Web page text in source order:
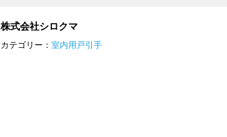
株式会社シロクマ
カテゴリー： 室内用戸引手